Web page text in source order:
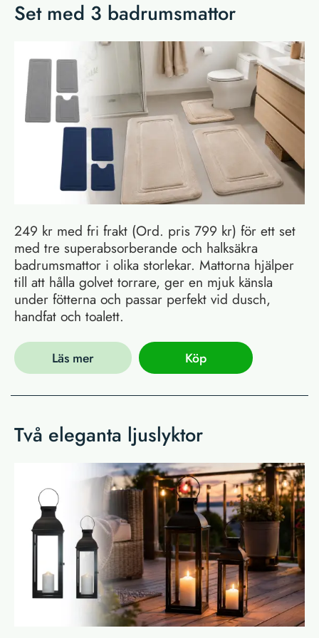
Set med 3 badrumsmattor
249 kr med fri frakt (Ord. pris 799 kr) för ett set
med tre superabsorberande och halksäkra
badrumsmattor i olika storlekar. Mattorna hjälper
till att hålla golvet torrare, ger en mjuk känsla
under fötterna och passar perfekt vid dusch,
handfat och toalett.
Läs mer Köp
Två eleganta ljuslyktor